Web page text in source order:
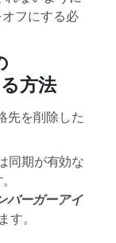
フにする必
方法
先を削除した
同期が有効な
バーガーアイ
す。